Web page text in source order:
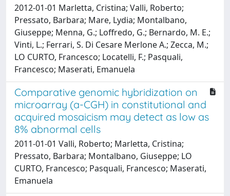
2012-01-01 Marletta, Cristina; Valli, Roberto;
Pressato, Barbara; Mare, Lydia; Montalbano,
Giuseppe; Menna, G.; Loffredo, G.; Bernardo, M. E.;
Vinti, L.; Ferrari, S. Di Cesare Merlone A.; Zecca, M.;
LO CURTO, Francesco; Locatelli, F.; Pasquali,
Francesco; Maserati, Emanuela
Comparative genomic hybridization on
microarray (a-CGH) in constitutional and
acquired mosaicism may detect as low as
8% abnormal cells
2011-01-01 Valli, Roberto; Marletta, Cristina;
Pressato, Barbara; Montalbano, Giuseppe; LO
CURTO, Francesco; Pasquali, Francesco; Maserati,
Emanuela